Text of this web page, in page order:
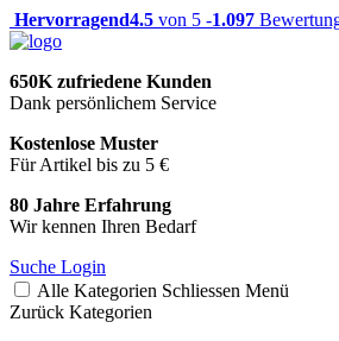
Hervorragend4.5 von 5 -1.097
650K zufriedene Kunden
Dank persönlichem Service
Kostenlose Muster
Für Artikel bis zu 5 €
80 Jahre Erfahrung
Wir kennen Ihren Bedarf
Suche Login
Alle Kategorien Schliessen Menü
Zurück Kategorien